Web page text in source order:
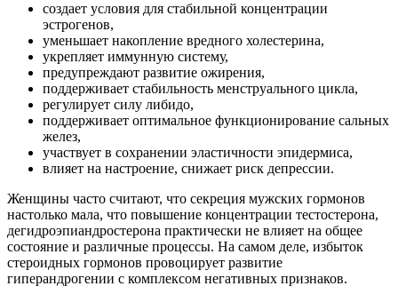
создает условия для стабильной концентрации
эстрогенов,
уменьшает накопление вредного холестерина,
укрепляет иммунную систему,
предупреждают развитие ожирения,
поддерживает стабильность менструального цикла,
регулирует силу либидо,
поддерживает оптимальное функционирование сальных
желез,
участвует в сохранении эластичности эпидермиса,
влияет на настроение, снижает риск депрессии.
Женщины часто считают, что секреция мужских гормонов
настолько мала, что повышение концентрации тестостерона,
дегидроэпиандростерона практически не влияет на общее
состояние и различные процессы. На самом деле, избыток
стероидных гормонов провоцирует развитие
гиперандрогении с комплексом негативных признаков.